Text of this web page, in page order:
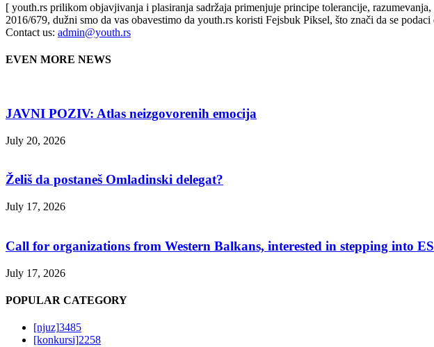
[ youth.rs prilikom objavjivanja i plasiranja sadržaja primenjuje principe tolerancije,
2016/679, dužni smo da vas obavestimo da youth.rs koristi Fejsbuk Piksel, što znači da se
Contact us: admin@youth.rs
EVEN MORE NEWS
JAVNI POZIV: Atlas neizgovorenih emocija
July 20, 2026
Želiš da postaneš Omladinski delegat?
July 17, 2026
Call for organizations from Western Balkans, interested in stepping into
July 17, 2026
POPULAR CATEGORY
[njuz]3485
[konkursi]2258